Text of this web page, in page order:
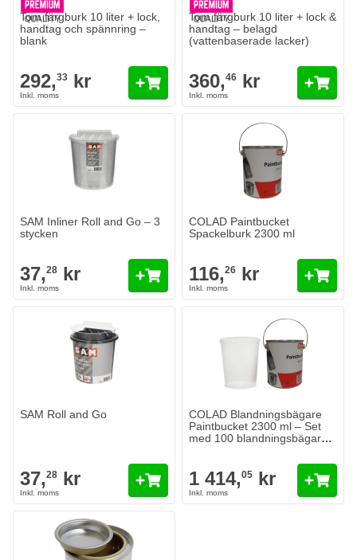
Tom färgburk 10 liter + lock,
handtag och spännring –
blank
292,33 kr
Tom färgburk 10 liter + lock &
handtag – belagd
(vattenbaserade lacker)
360,46 kr
SAM Inliner Roll and Go – 3
stycken
37,28 kr
COLAD Paintbucket
Spackelburk 2300 ml
116,26 kr
SAM Roll and Go
37,28 kr
COLAD Blandningsbägare
Paintbucket 2300 ml – Set
med 100 blandningsbägare
1 414,05 kr